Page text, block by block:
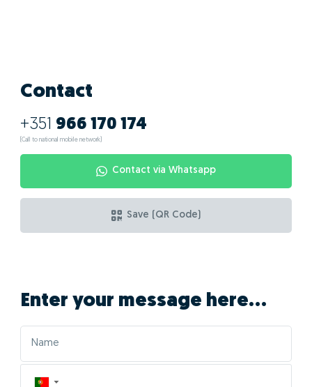
Contact
+351 966 170 174
(Call to national mobile network)
Contact via Whatsapp
Save (QR Code)
Enter your message here...
▼